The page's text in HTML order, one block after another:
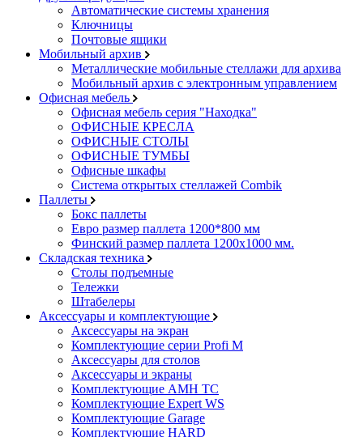
Автоматические системы хранения
Ключницы
Почтовые ящики
Мобильный архив
Металлические мобильные стеллажи для архива
Мобильный архив с электронным управлением
Офисная мебель
Офисная мебель серия "Находка"
ОФИСНЫЕ КРЕСЛА
ОФИСНЫЕ СТОЛЫ
ОФИСНЫЕ ТУМБЫ
Офисные шкафы
Система открытых стеллажей Combik
Паллеты
Бокс паллеты
Евро размер паллета 1200*800 мм
Финский размер паллета 1200х1000 мм.
Складская техника
Столы подъемные
Тележки
Штабелеры
Аксессуары и комплектующие
Аксессуары на экран
Комплектующие серии Profi M
Аксессуары для столов
Аксессуары и экраны
Комплектующие AMH TC
Комплектующие Expert WS
Комплектующие Garage
Комплектующие HARD